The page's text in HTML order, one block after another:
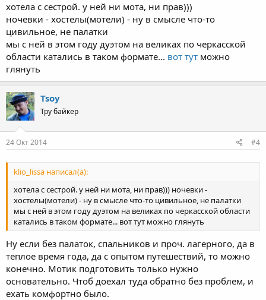
хотела с сестрой. у ней ни мота, ни прав)))
ночевки - хостелы(мотели) - ну в смысле что-то
цивильное, не палатки
мы с ней в этом году дуэтом на великах по черкасской
области катались в таком формате... вот тут можно
глянуть
Tsoy
Тру байкер
24 Окт 2014 #4
klio_lissa написал(а):
хотела с сестрой. у ней ни мота, ни прав))) ночевки -
хостелы(мотели) - ну в смысле что-то цивильное, не палатки
мы с ней в этом году дуэтом на великах по черкасской области
катались в таком формате... вот тут можно глянуть
Ну если без палаток, спальников и проч. лагерного, да в
теплое время года, да с опытом путешествий, то можно
конечно. Мотик подготовить только нужно
основательно. Чтоб доехал туда обратно без проблем, и
ехать комфортно было.